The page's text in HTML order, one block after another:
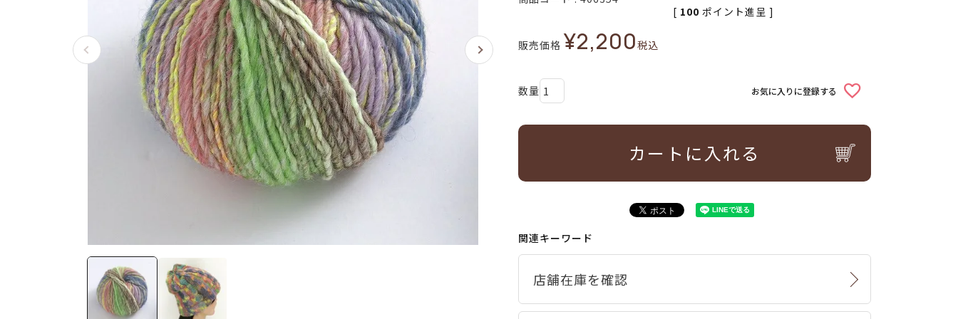
販売価格 ¥2,200税込
[ 100 ポイント進呈 ]
お気に入りに登録する
カートに入れる
関連キーワード